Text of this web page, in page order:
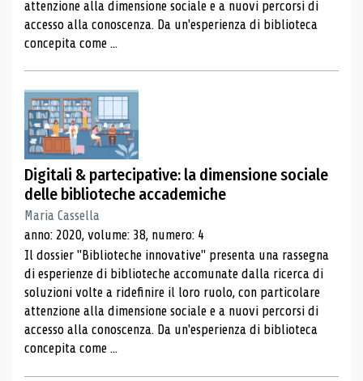
attenzione alla dimensione sociale e a nuovi percorsi di
accesso alla conoscenza. Da un'esperienza di biblioteca
concepita come ...
Digitali & partecipative: la dimensione sociale
delle biblioteche accademiche
Maria Cassella
anno: 2020, volume: 38, numero: 4
Il dossier "Biblioteche innovative" presenta una rassegna
di esperienze di biblioteche accomunate dalla ricerca di
soluzioni volte a ridefinire il loro ruolo, con particolare
attenzione alla dimensione sociale e a nuovi percorsi di
accesso alla conoscenza. Da un'esperienza di biblioteca
concepita come ...